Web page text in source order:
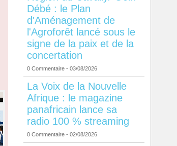
Débé : le Plan
d'Aménagement de
l'Agroforêt lancé sous le
signe de la paix et de la
concertation
0 Commentaire - 03/08/2026
La Voix de la Nouvelle
Afrique : le magazine
panafricain lance sa
radio 100 % streaming
0 Commentaire - 02/08/2026